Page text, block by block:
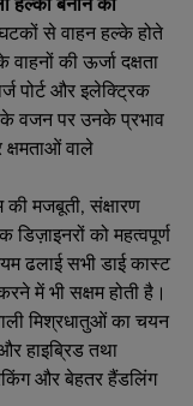
से वाहन हल्के होते
की ऊर्जा दक्षता
पोर्ट और इलेक्ट्रिक
के वजन पर उनके प्रभाव
वाले
की मजबूती, संक्षारण
को महत्वपूर्ण
ढलाई सभी डाई कास्ट
में भी सक्षम होती है।
मिश्रधातुओं का चयन
हाइब्रिड तथा
और बेहतर हैंडलिंग